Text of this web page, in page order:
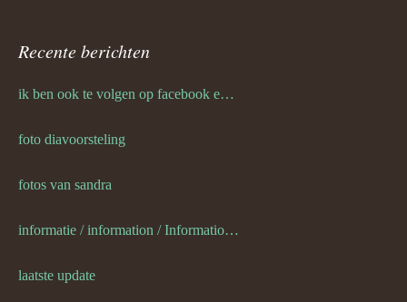
Recente berichten
ik ben ook te volgen op facebook en twitter
foto diavoorsteling
fotos van sandra
informatie / information / Informationen / l information
laatste update